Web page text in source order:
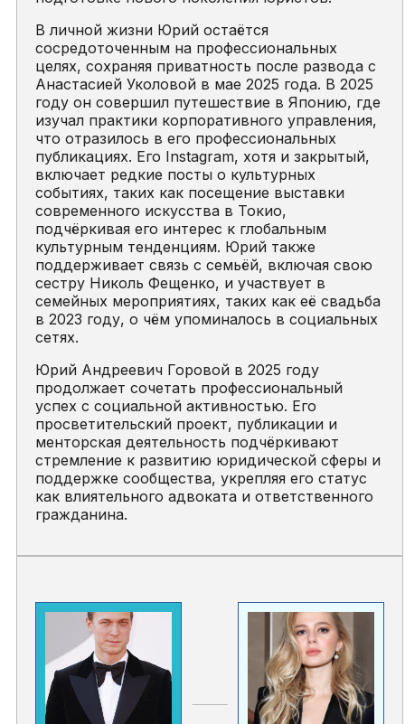
В личной жизни Юрий остаётся
сосредоточенным на профессиональных
целях, сохраняя приватность после развода с
Анастасией Уколовой в мае 2025 года. В 2025
году он совершил путешествие в Японию, где
изучал практики корпоративного управления,
что отразилось в его профессиональных
публикациях. Его Instagram, хотя и закрытый,
включает редкие посты о культурных
событиях, таких как посещение выставки
современного искусства в Токио,
подчёркивая его интерес к глобальным
культурным тенденциям. Юрий также
поддерживает связь с семьёй, включая свою
сестру Николь Фещенко, и участвует в
семейных мероприятиях, таких как её свадьба
в 2023 году, о чём упоминалось в социальных
сетях.
Юрий Андреевич Горовой в 2025 году
продолжает сочетать профессиональный
успех с социальной активностью. Его
просветительский проект, публикации и
менторская деятельность подчёркивают
стремление к развитию юридической сферы и
поддержке сообщества, укрепляя его статус
как влиятельного адвоката и ответственного
гражданина.